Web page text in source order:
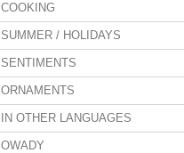
COOKING
SUMMER / HOLIDAYS
SENTIMENTS
ORNAMENTS
IN OTHER LANGUAGES
OWADY